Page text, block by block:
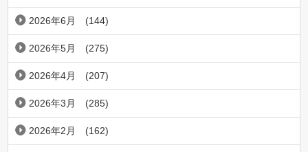
2026年6月 (144)
2026年5月 (275)
2026年4月 (207)
2026年3月 (285)
2026年2月 (162)